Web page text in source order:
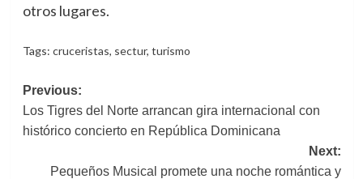
otros lugares.
Tags: cruceristas, sectur, turismo
Post
navigation
Previous:
Los Tigres del Norte arrancan gira internacional con
histórico concierto en República Dominicana
Next:
Pequeños Musical promete una noche romántica y